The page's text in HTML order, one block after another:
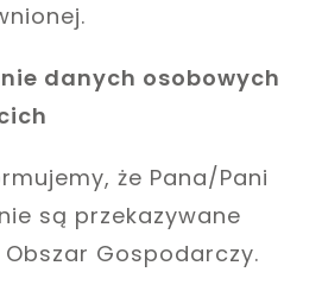
danych osobowych
że Pana/Pani
są przekazywane
Gospodarczy.